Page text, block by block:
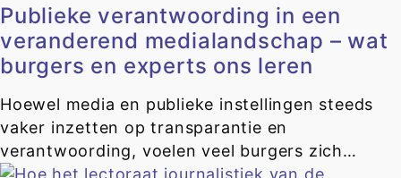
Publieke verantwoording in een
veranderend medialandschap – wat
burgers en experts ons leren
Hoewel media en publieke instellingen steeds
vaker inzetten op transparantie en
verantwoording, voelen veel burgers zich…